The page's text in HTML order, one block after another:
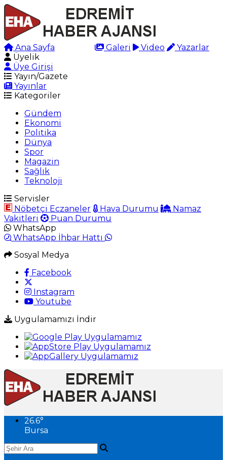
Ana Sayfa Galeri Video
Yazarlar
Üyelik
Üye Girişi
Yayın/Gazete
Yayınlar
Kategoriler
Gündem
Ekonomi
Politika
Dünya
Spor
Magazin
Sağlık
Teknoloji
Servisler
Nöbetçi Eczaneler
Hava Durumu
Namaz
Vakitleri
Puan Durumu
WhatsApp
WhatsApp İhbar Hattı
Sosyal Medya
Facebook
Instagram
Youtube
Uygulamamızı İndir
26.6°
Bursa